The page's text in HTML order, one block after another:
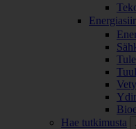
Hae tutkimusta